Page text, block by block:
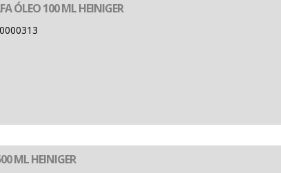
ÓLEO 100 ML HEINIGER
ML HEINIGER